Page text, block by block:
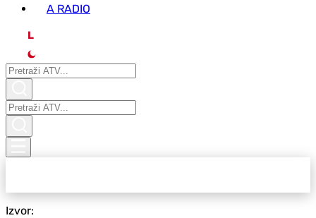
A RADIO
L
Izvor: